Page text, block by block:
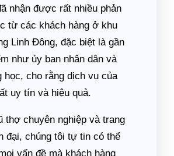
nhận được rất nhiều phản
từ các khách hàng ở khu
Linh Đông, đặc biệt là gần
như ủy ban nhân dân và
học, cho rằng dịch vụ của
uy tín và hiệu quả.
thợ chuyên nghiệp và trang
đại, chúng tôi tự tin có thể
vấn đề mà khách hàng